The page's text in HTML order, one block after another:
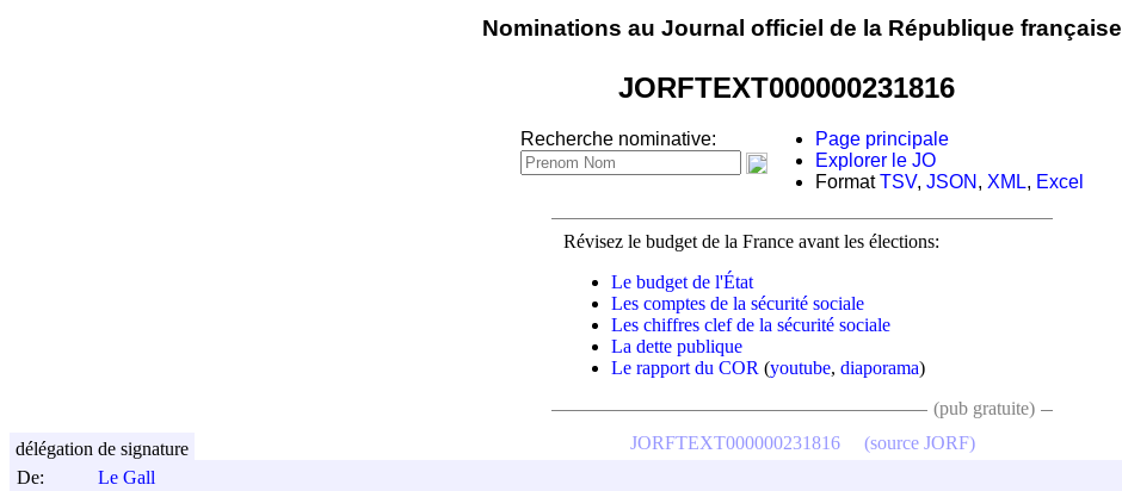
Nominations au Journal officiel de la République française
JORFTEXT000000231816
Recherche nominative:
Page principale
Explorer le JO
FormatTSV, JSON , XML, Excel
Révisez le budget de la France avant les élections:
Le budget de l'État
Les comptes de la sécurité sociale
Les chiffres clef de la sécurité sociale
La dette publique
Le rapport du COR (youtube, diaporama)
(pub gratuite)
De:
Le Gall
JORFTEXT000000231816 (source JORF)
délégation de signature